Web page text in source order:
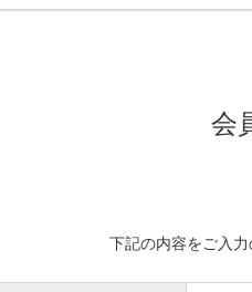
会
下記の内容をご入力